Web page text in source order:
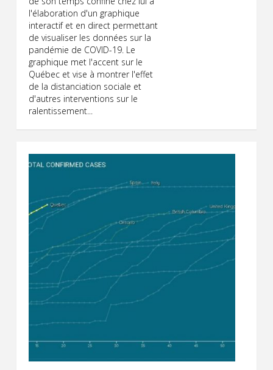
l'élaboration d'un graphique
interactif et en direct permettant
de visualiser les données sur la
pandémie de COVID-19. Le
graphique met l'accent sur le
Québec et vise à montrer l'effet
de la distanciation sociale et
d'autres interventions sur le
ralentissement...